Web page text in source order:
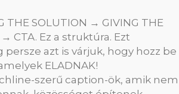
THE SOLUTION → GIVING THE
CTA. Ez a struktúra. Ezt
azt is várjuk, hogy hozz be
ELADNAK!
szerű caption-ök, amik nem